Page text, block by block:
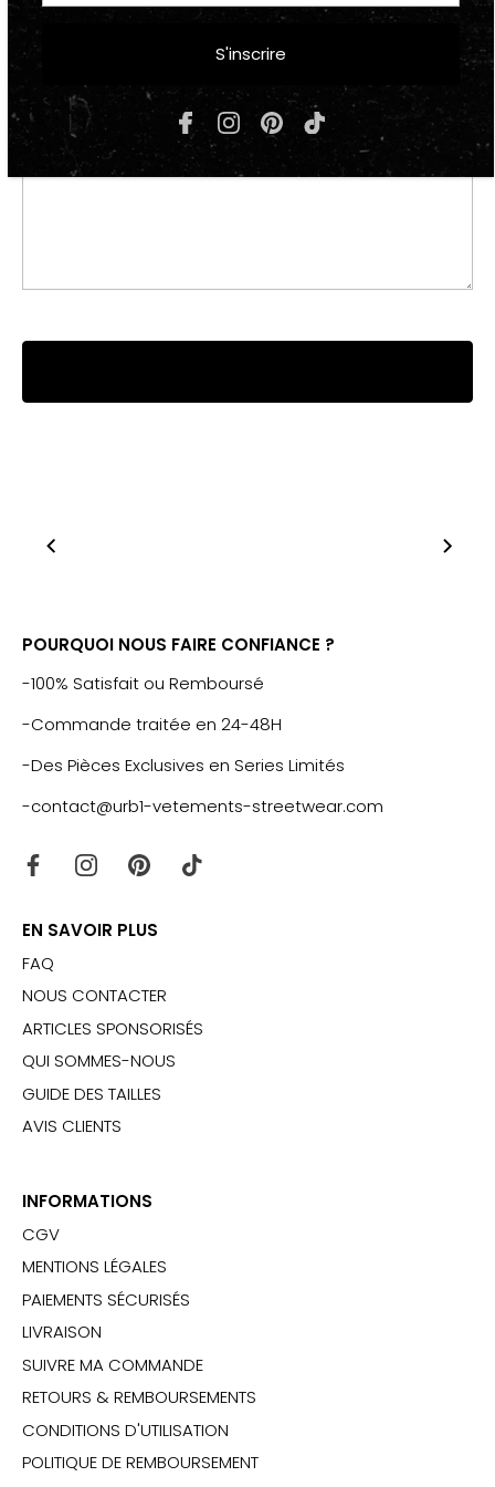
S'inscrire
POURQUOI NOUS FAIRE CONFIANCE ?
-100% Satisfait ou Remboursé
-Commande traitée en 24-48H
-Des Pièces Exclusives en Series Limités
-contact@urb1-vetements-streetwear.com
EN SAVOIR PLUS
FAQ
NOUS CONTACTER
ARTICLES SPONSORISÉS
QUI SOMMES-NOUS
GUIDE DES TAILLES
AVIS CLIENTS
INFORMATIONS
CGV
MENTIONS LÉGALES
PAIEMENTS SÉCURISÉS
LIVRAISON
SUIVRE MA COMMANDE
RETOURS & REMBOURSEMENTS
CONDITIONS D'UTILISATION
POLITIQUE DE REMBOURSEMENT